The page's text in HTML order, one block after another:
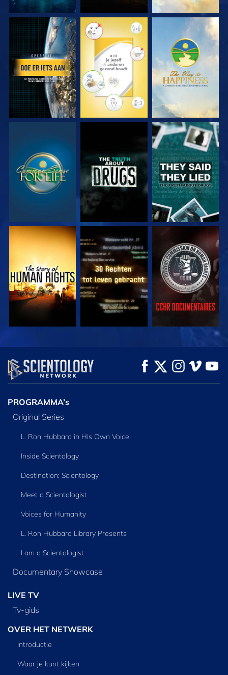
KIJK KIJK KIJK
KIJK KIJK KIJK
KIJK KIJK KIJK
KIJK VERKEN DE SERIE
PROGRAMMA’s
Original Series
L. Ron Hubbard in His Own Voice
Inside Scientology
Destination: Scientology
Meet a Scientologist
Voices for Humanity
L. Ron Hubbard Library Presents
I am a Scientologist
Documentary Showcase
LIVE TV
Tv‑gids
OVER HET NETWERK
Introductie
Waar je kunt kijken